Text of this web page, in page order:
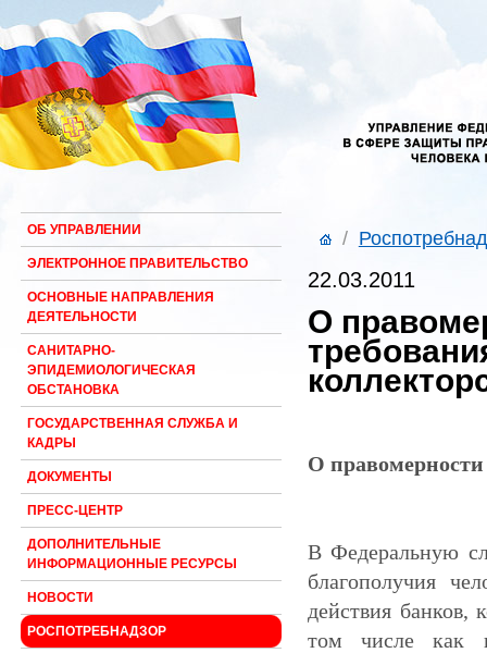
ОБ УПРАВЛЕНИИ
ЭЛЕКТРОННОЕ ПРАВИТЕЛЬСТВО
ОСНОВНЫЕ НАПРАВЛЕНИЯ
ДЕЯТЕЛЬНОСТИ
САНИТАРНО-
ЭПИДЕМИОЛОГИЧЕСКАЯ
ОБСТАНОВКА
ГОСУДАРСТВЕННАЯ СЛУЖБА И
КАДРЫ
ДОКУМЕНТЫ
ПРЕСС-ЦЕНТР
ДОПОЛНИТЕЛЬНЫЕ
ИНФОРМАЦИОННЫЕ РЕСУРСЫ
НОВОСТИ
РОСПОТРЕБНАДЗОР
/
22.03.2011
О
О правомерности
В Федеральную
благополучия
действия банков,
том числе как